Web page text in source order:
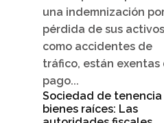
una indemnización
pérdida de sus
como accidentes de
tráfico, están exentas
pago...
Sociedad de
bienes raíces: Las